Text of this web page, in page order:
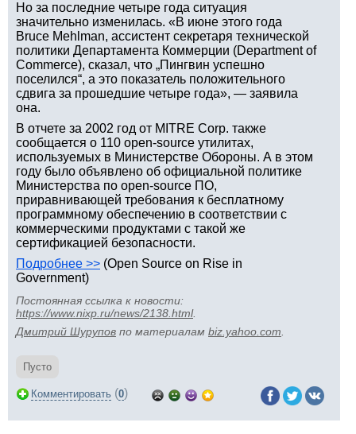
Но за последние четыре года ситуация
значительно изменилась. «В июне этого года
Bruce Mehlman, ассистент секретаря технической
политики Департамента Коммерции (Department of
Commerce), сказал, что „Пингвин успешно
поселился“, а это показатель положительного
сдвига за прошедшие четыре года», — заявила
она.
В отчете за 2002 год от MITRE Corp. также
сообщается о 110 open-source утилитах,
используемых в Министерстве Обороны. А в этом
году было объявлено об официальной политике
Министерства по open-source ПО,
приравнивающей требования к бесплатному
программному обеспечению в соответствии с
коммерческими продуктами с такой же
сертификацией безопасности.
Подробнее >> (Open Source on Rise in
Government)
Постоянная ссылка к новости:
https://www.nixp.ru/news/2138.html.
Дмитрий Шурупов по материалам biz.yahoo.com
Пусто
Комментировать (0)